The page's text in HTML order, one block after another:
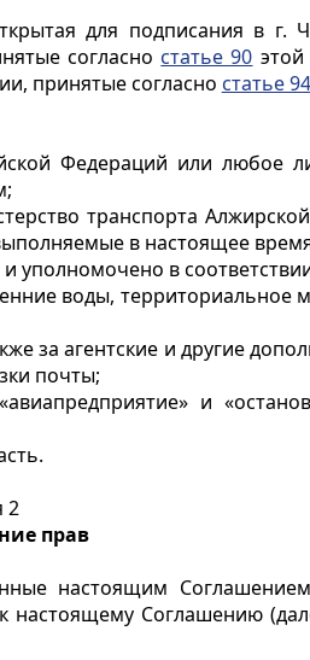
для подписания в г.
согласно статье 90
принятые согласно статье 94
Федераций или любое
транспорта
в настоящее
уполномочено в
воды,
за агентские и другие
почты;
и
2
прав
настоящим
Соглашению